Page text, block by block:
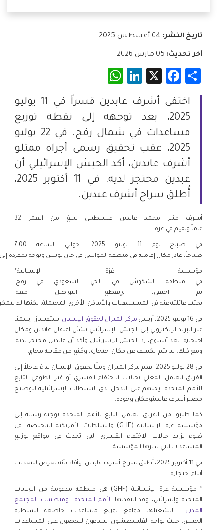
تاريخ النشر:
آخر تحديث:
Share
Facebook
LinkedIn
اختفى أشرف عابدين قسراً في 11 يوليو
2025، بعد توجهه إلى نقطة توزيع
مساعدات في شمال رفح. في 22 يوليو
2025، عقب تحقيق رسمي أجراه ممثلو
أشرف عابدين، أكد الجيش الإسرائيلي أن
عبدين محتجز لديه. في 11 أكتوبر 2025،
أُطلق سراح أشرف عبدين.
أشرف منير محمد عابدين فلسطيني يبلغ من العمر 32
عاماً ويقيم في غزة.
في صباح يوم 11 يوليو 2025، حوالي الساعة 7:00
صباحاً، غادر مكان إقامته في منطقة المواسي في خان يونس وتوجه بمفرده إلى
مؤسسة غزة الإنسانية*
في منطقة الشكوش في الحي السعودي في رفح.
ثم اختفى، وإنقطع التواصل معه.
بحثت عائلته عنه في المستشفيات والأماكن الأخرى المحتملة، لكنها لم
في 16 يوليو 2025، أرسل مركز الميزان لحقوق الإنسان استفسارًا رسميًا
عبر البريد الإلكتروني إلى الجيش الإسرائيلي بشأن اعتقال عابدين ومكان
احتجازه. بعد أسبوع، رد الجيش الإسرائيلي وأكد أن عابدين محتجز لديه.
ومع ذلك، لم يتم الكشف عن مكان احتجازه، ومُنع من مقابلة محامٍ.
في 28 يوليو 2025، قدم مركز الميزان ومنّا لحقوق الإنسان نداءً عاجلاً إلى
الفريق العامل المعني بحالات الاختفاء القسري أو غير الطوعي التابع
للأمم المتحدة، يحثهم على التدخل لدى السلطات الإسرائيلية لتوضيح
مصير أشرف عابدينومكان وجوده.
كما طلبوا من الفريق العامل التابع للأمم المتحدة توجيه رسالة إلى
مؤسسة غزة الإنسانية (GHF) والسلطات الأمريكية المختصة، في
ضوء تزايد حالات الاختفاء القسري التي تحدث في مواقع توزيع
المساعدات التي تديرها المؤسسة.
في 11 أكتوبر 2025، أُطلق سراح أشرف عابدين. وأفاد بأنه تعرض للتعذيب
أثناء احتجازه.
* مؤسسة غزة الإنسانية (GHF) هي منظمة مدعومة من الولايات
المتحدة وإسرائيل، وقد انتقدتها الأمم المتحدة
ومنظمات المجتمع
المدني لتشغيلها مواقع توزيع مساعدات خاضعة لسيطرة
الجيش، حيث يواجه الفلسطينيون الساعون للحصول على المساعدات